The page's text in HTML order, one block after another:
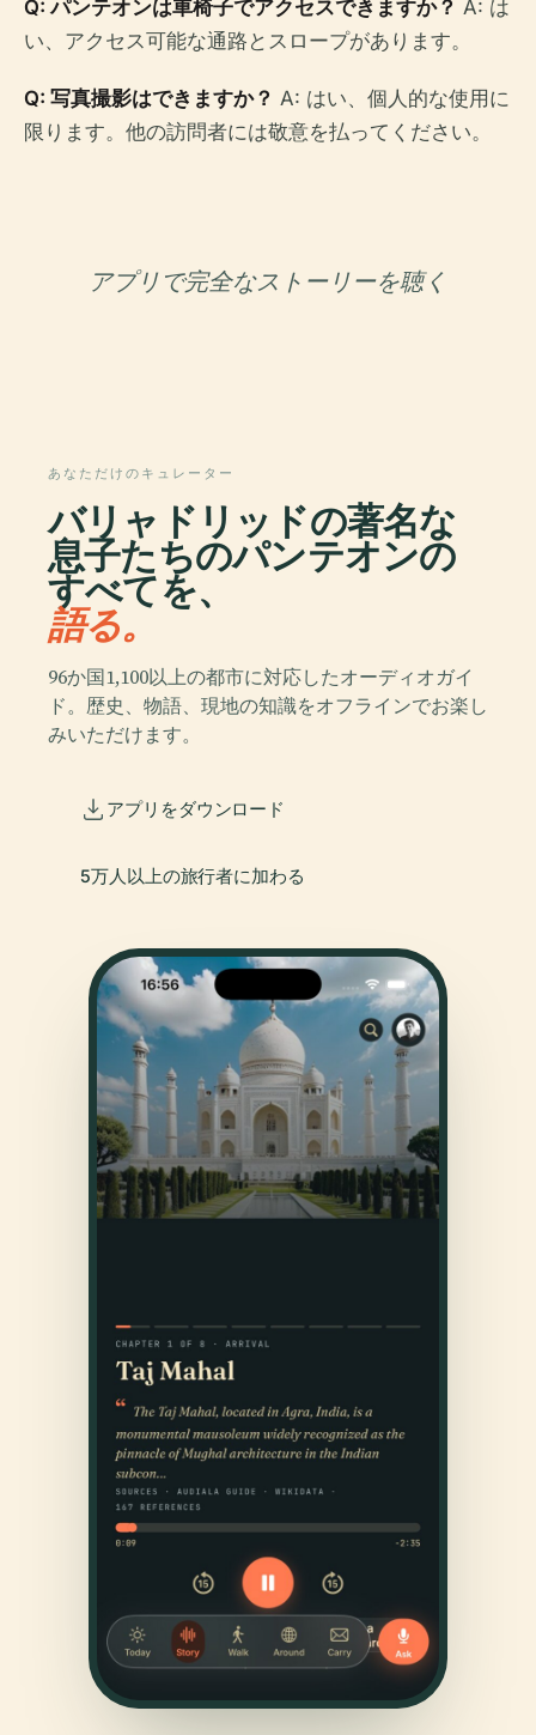
Q: パンテオンは車椅子でアクセスできますか？ A: は
い、アクセス可能な通路とスロープがあります。
Q: 写真撮影はできますか？ A: はい、個人的な使用に
限ります。他の訪問者には敬意を払ってください。
アプリで完全なストーリーを聴く
あなただけのキュレーター
バリャドリッドの著名な
息子たちのパンテオンの
すべてを、
語る。
96か国1,100以上の都市に対応したオーディオガイ
ド。歴史、物語、現地の知識をオフラインでお楽し
みいただけます。
アプリをダウンロード
5万人以上の旅行者に加わる